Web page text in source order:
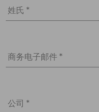
姓氏 *
商务电子邮件 *
公司 *